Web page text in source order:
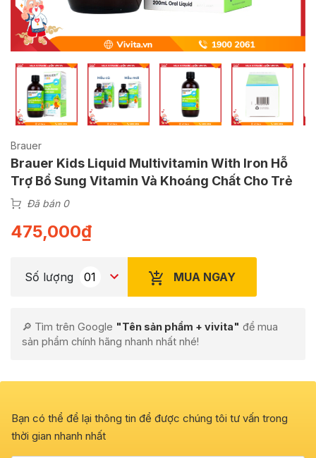
Brauer
Brauer Kids Liquid Multivitamin With Iron Hỗ
Trợ Bổ Sung Vitamin Và Khoáng Chất Cho Trẻ
Đã bán 0
475,000₫
Số lượng MUA NGAY
🔎 Tìm trên Google "Tên sản phẩm + vivita" để mua
sản phẩm chính hãng nhanh nhất nhé!
Bạn có thể để lại thông tin để được chúng tôi tư vấn trong
thời gian nhanh nhất